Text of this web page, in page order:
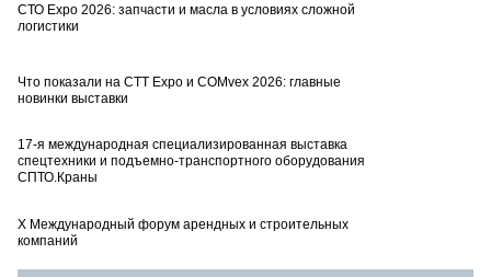
СТО Expo 2026: запчасти и масла в условиях сложной
логистики
Что показали на CTT Expo и COMvex 2026: главные
новинки выставки
17-я международная специализированная выставка
спецтехники и подъемно-транспортного оборудования
СПТО.Краны
X Международный форум арендных и строительных
компаний